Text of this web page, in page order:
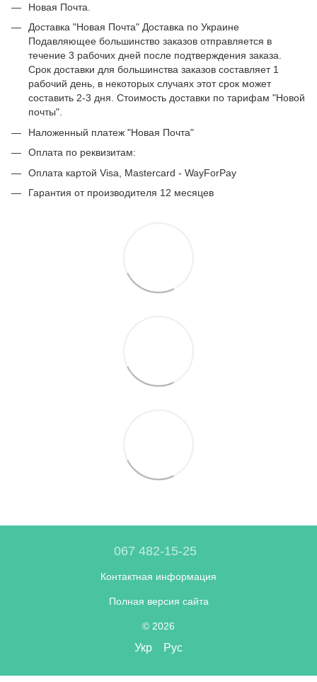
Новая Почта.
Доставка "Новая Почта" Доставка по Украине
Подавляющее большинство заказов отправляется в
течение 3 рабочих дней после подтверждения заказа.
Срок доставки для большинства заказов составляет 1
рабочий день, в некоторых случаях этот срок может
составить 2-3 дня. Стоимость доставки по тарифам "Новой
почты".
Наложенный платеж "Новая Почта"
Оплата по реквизитам:
Оплата картой Visa, Mastercard - WayForPay
Гарантия от производителя 12 месяцев
067 482-15-25
Контактная информация
Полная версия сайта
© 2026
Укр Рус